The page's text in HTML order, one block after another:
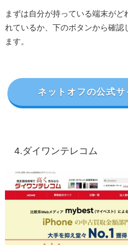
まずは自分が持っている端末がど
れているか、下のボタンから確認
ます。
ネットオフの公式サ
4. ダイワンテレコム